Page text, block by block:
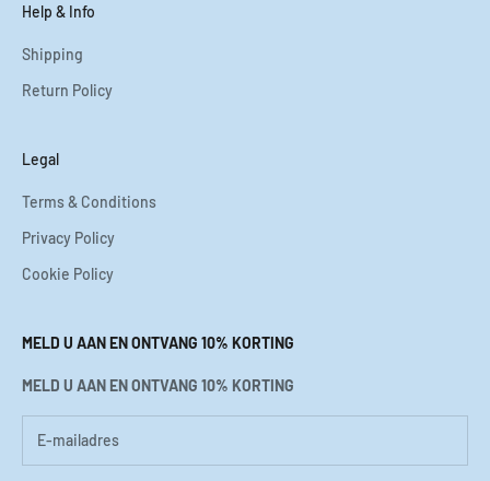
Help & Info
Shipping
Return Policy
Legal
Terms & Conditions
Privacy Policy
Cookie Policy
MELD U AAN EN ONTVANG 10% KORTING
MELD U AAN EN ONTVANG 10% KORTING